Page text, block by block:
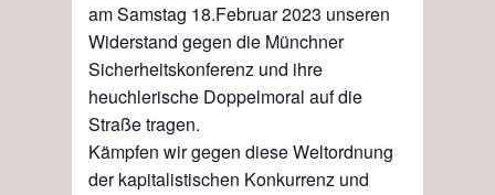
am Samstag 18.Februar 2023 unseren
Widerstand gegen die Münchner
Sicherheitskonferenz und ihre
heuchlerische Doppelmoral auf die
Straße tragen.
Kämpfen wir gegen diese Weltordnung
der kapitalistischen Konkurrenz und